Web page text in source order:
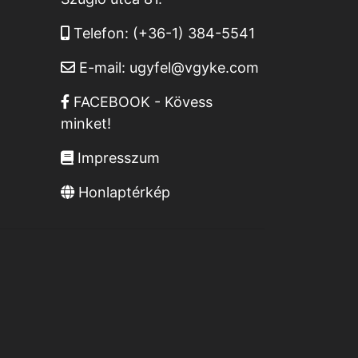
Telefon: (+36-1) 384-5541
E-mail: ugyfel@vgyke.com
FACEBOOK - Kövess
minket!
Impresszum
Honlaptérkép